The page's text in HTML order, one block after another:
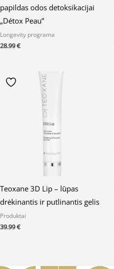
papildas odos detoksikacijai
„Détox Peau”
Longevity programa
28.99€
Teoxane 3D Lip – lūpas
drėkinantis ir putlinantis gelis
Produktai
39.99€